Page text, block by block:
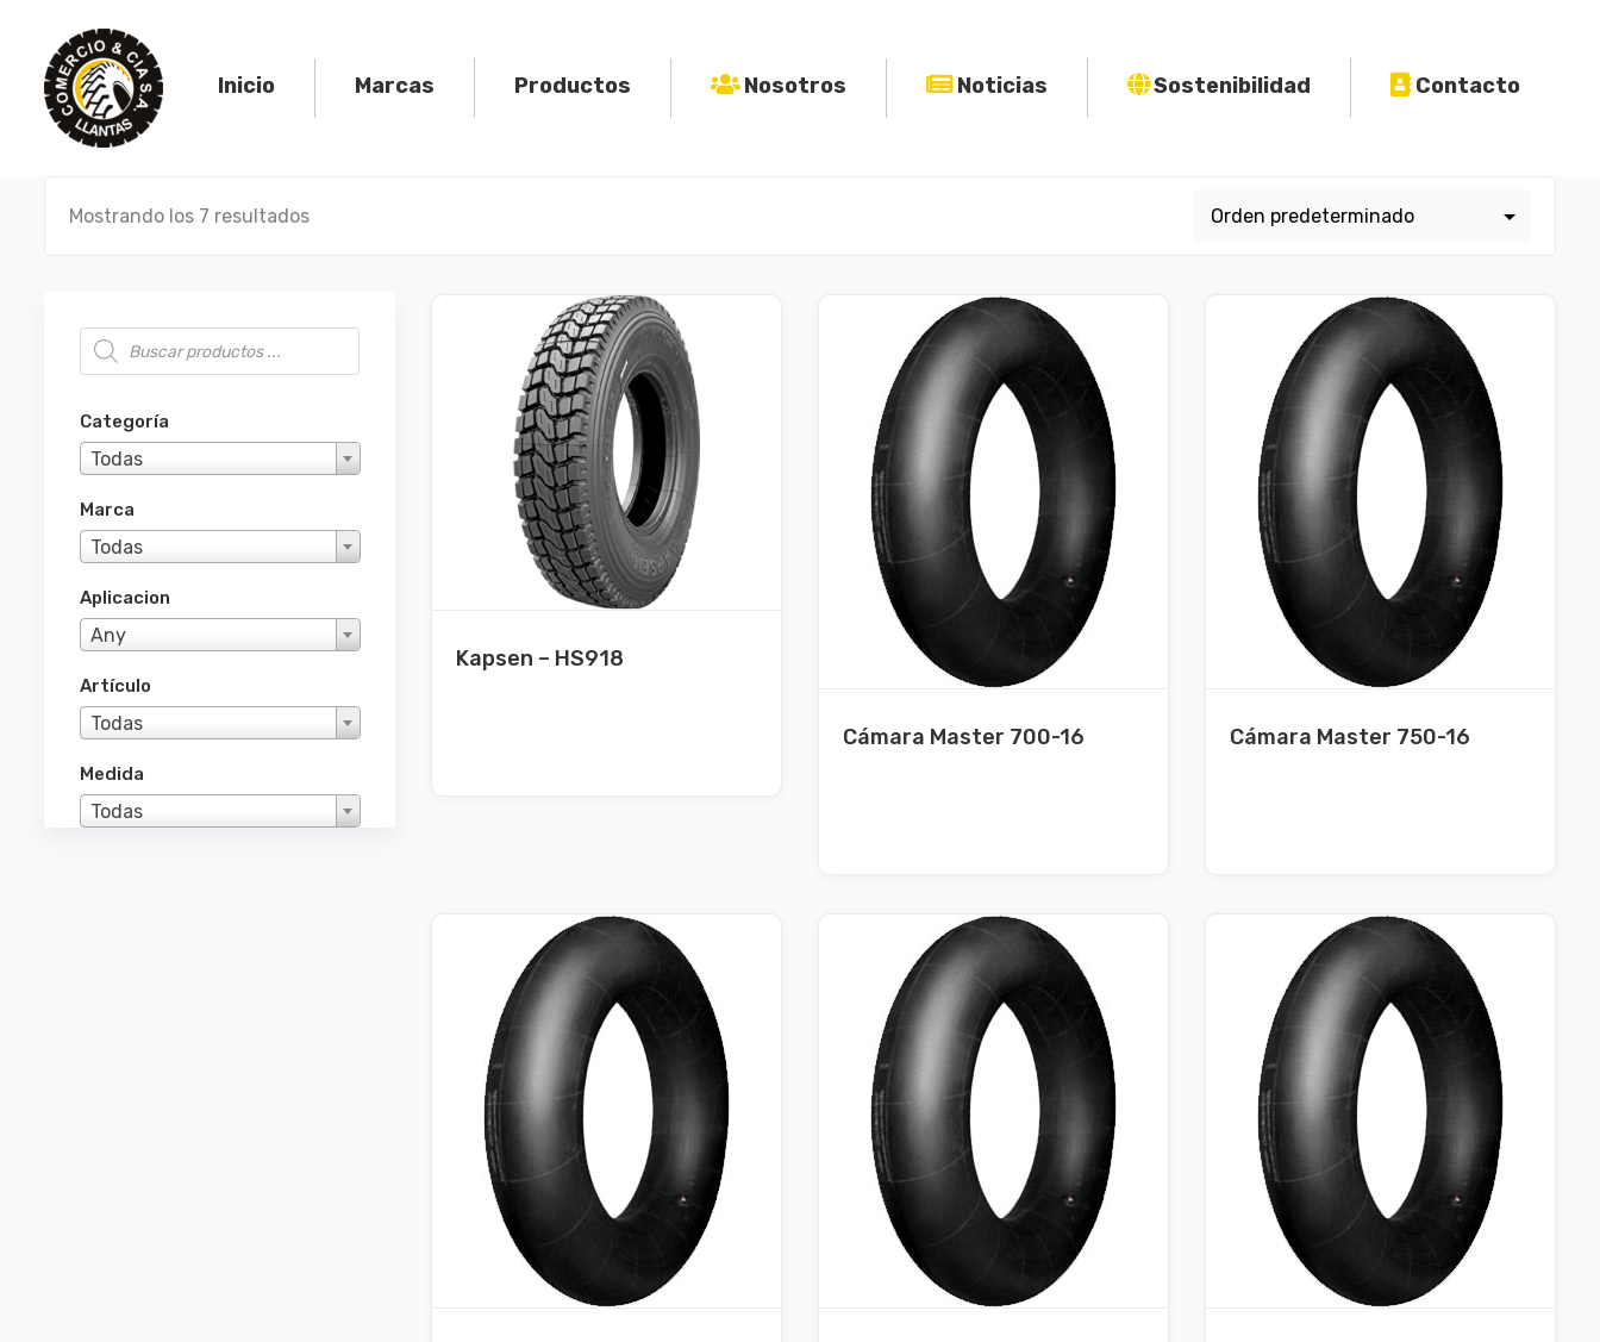
content
Inicio Marcas Productos Nosotros Noticias Sostenibilidad Contacto
Mostrando los 7 resultados
Búsqueda de productos
Categoría
Todas
Marca
Todas
Aplicacion
Any
Artículo
Todas
Medida
Todas
Kapsen – HS918
Cámara Master 700-16 Cámara Master 750-16